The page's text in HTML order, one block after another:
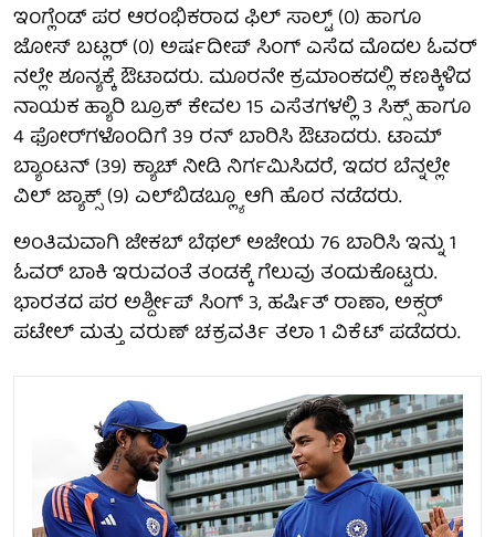
ಇಂಗ್ಲೆಂಡ್ ಪರ ಆರಂಭಿಕರಾದ ಫಿಲ್ ಸಾಲ್ಟ್ (0) ಹಾಗೂ
ಜೋಸ್ ಬಟ್ಲರ್ (0) ಅರ್ಷದೀಪ್ ಸಿಂಗ್ ಎಸೆದ ಮೊದಲ ಓವರ್​
ನಲ್ಲೇ ಶೂನ್ಯಕ್ಕೆ ಔಟಾದರು. ಮೂರನೇ ಕ್ರಮಾಂಕದಲ್ಲಿ ಕಣಕ್ಕಿಳಿದ
ನಾಯಕ ಹ್ಯಾರಿ ಬ್ರೂಕ್ ಕೇವಲ 15 ಎಸೆತಗಳಲ್ಲಿ 3 ಸಿಕ್ಸ್ ಹಾಗೂ
4 ಫೋರ್​ಗಳೊಂದಿಗೆ 39 ರನ್ ಬಾರಿಸಿ ಔಟಾದರು. ಟಾಮ್
ಬ್ಯಾಂಟನ್ (39) ಕ್ಯಾಚ್ ನೀಡಿ ನಿರ್ಗಮಿಸಿದರೆ, ಇದರ ಬೆನ್ನಲ್ಲೇ
ವಿಲ್ ಜ್ಯಾಕ್ಸ್ (9) ಎಲ್​ಬಿಡಬ್ಲ್ಯೂ ಆಗಿ ಹೊರ ನಡೆದರು.
ಅಂತಿಮವಾಗಿ ಜೇಕಬ್ ಬೆಥಲ್ ಅಜೇಯ 76 ಬಾರಿಸಿ ಇನ್ನು 1
ಓವರ್ ಬಾಕಿ ಇರುವಂತೆ ತಂಡಕ್ಕೆ ಗೆಲುವು ತಂದುಕೊಟ್ಟರು.
ಭಾರತದ ಪರ ಅರ್ಶ್ದೀಪ್ ಸಿಂಗ್ 3, ಹರ್ಷಿತ್ ರಾಣಾ, ಅಕ್ಸರ್
ಪಟೇಲ್ ಮತ್ತು ವರುಣ್ ಚಕ್ರವರ್ತಿ ತಲಾ 1 ವಿಕೆಟ್ ಪಡೆದರು.